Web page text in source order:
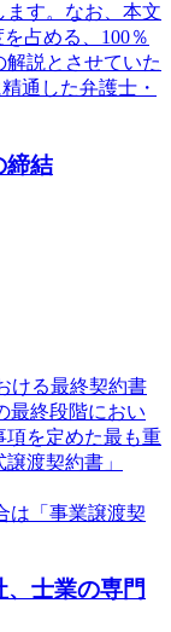
ます。なお、本文
占める、100％
説とさせていた
通した弁護士・
締結
ける最終契約書
最終段階におい
項を定めた最も重
渡契約書」
は「事業譲渡契
士業の専門